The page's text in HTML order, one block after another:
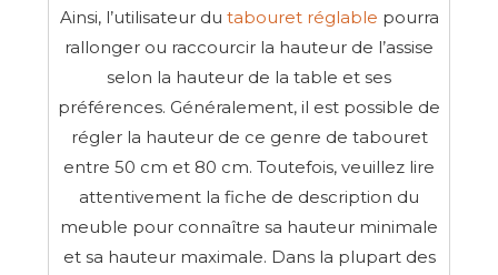
Ainsi, l’utilisateur du tabouret réglable pourra
rallonger ou raccourcir la hauteur de l’assise
selon la hauteur de la table et ses
préférences. Généralement, il est possible de
régler la hauteur de ce genre de tabouret
entre 50 cm et 80 cm. Toutefois, veuillez lire
attentivement la fiche de description du
meuble pour connaître sa hauteur minimale
et sa hauteur maximale. Dans la plupart des